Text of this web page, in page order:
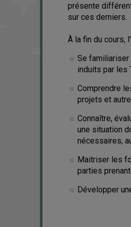
présente
sur ces derniers.
À la fin du cours,
Se
induits par les
Comprendre
projets et
Connaître,
une situation
nécessaires,
Maitriser les
parties
Développer